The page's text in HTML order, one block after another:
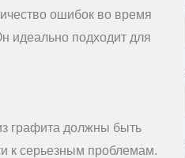
ошибок во время
идеально подходит для
графита должны быть
к серьезным проблемам.